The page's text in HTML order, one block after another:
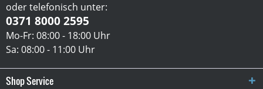
oder telefonisch unter:
0371 8000 2595
Mo-Fr: 08:00 - 18:00 Uhr
Sa: 08:00 - 11:00 Uhr
Shop Service